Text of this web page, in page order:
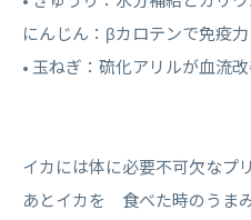
にんじん：βカロテンで免疫
• 玉ねぎ：硫化アリルが血流
イカには体に必要不可欠なプ
あとイカを 食べた時のうま